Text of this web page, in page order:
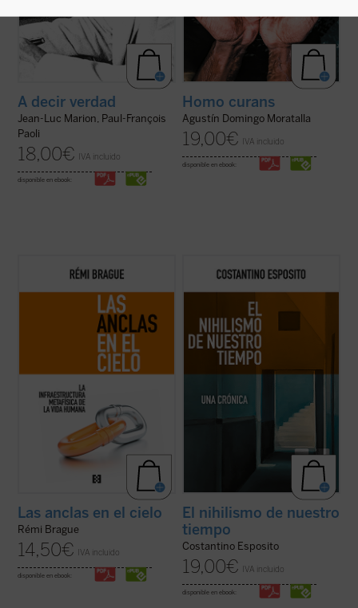
A decir verdad
Jean-Luc Marion, Paul-François
Paoli
18,00€ IVA incluido
disponible en ebook:
Homo curans
Agustín Domingo Moratalla
19,00€ IVA incluido
disponible en ebook:
Lo que el autor nos ofrece aquí, con su
combinación característica de erudición e
decadencia ni el lamento nostálgico
respecto del mundo del pensamiento de
una época ya pasada, sino un resumen
(ver ficha)
Las anclas en el cielo
Rémi Brague
14,50€ IVA incluido
disponible en ebook:
El nihilismo se ha convertido en nuestro
tiempo en una cuestión abierta. ¿De qué
abocaba a una pérdida de valores e ideales,
plantea en estos momentos cuestiones ...
(ver ficha)
El nihilismo de nuestro
tiempo
Costantino Esposito
19,00€ IVA incluido
disponible en ebook: